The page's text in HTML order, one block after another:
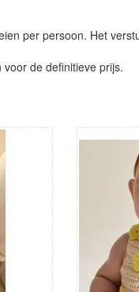
per persoon. Het
de definitieve prijs.